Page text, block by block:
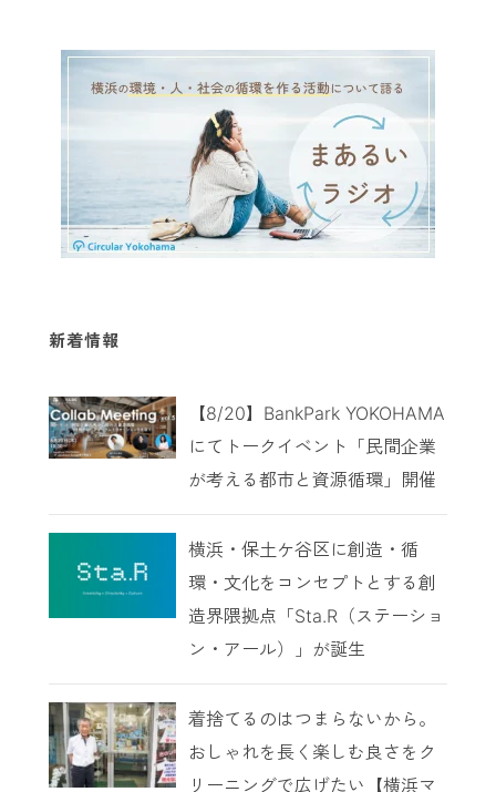
新着情報
【8/20】BankPark YOKOHAMA
にてトークイベント「民間企業
が考える都市と資源循環」開催
横浜・保土ケ谷区に創造・循
環・文化をコンセプトとする創
造界隈拠点「Sta.R（ステーショ
ン・アール）」が誕生
着捨てるのはつまらないから。
おしゃれを長く楽しむ良さをク
リーニングで広げたい【横浜マ